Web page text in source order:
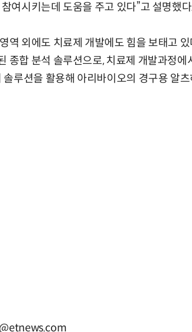
여시키는데 도움을 주고 있다”고 설명했
역 외에도 치료제 개발에도 힘을 보태고
종합 분석 솔루션으로, 치료제 개발과정
솔루션을 활용해 아리바이오의 경구용 알